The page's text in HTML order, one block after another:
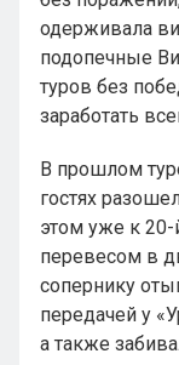
одерживала
подопечные
туров без
заработать
В прошлом
гостях
этом уже к
перевесом в
сопернику
передачей у
а также